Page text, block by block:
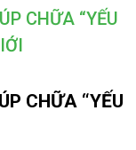
CHỮA “YẾU
CHỮA “YẾU